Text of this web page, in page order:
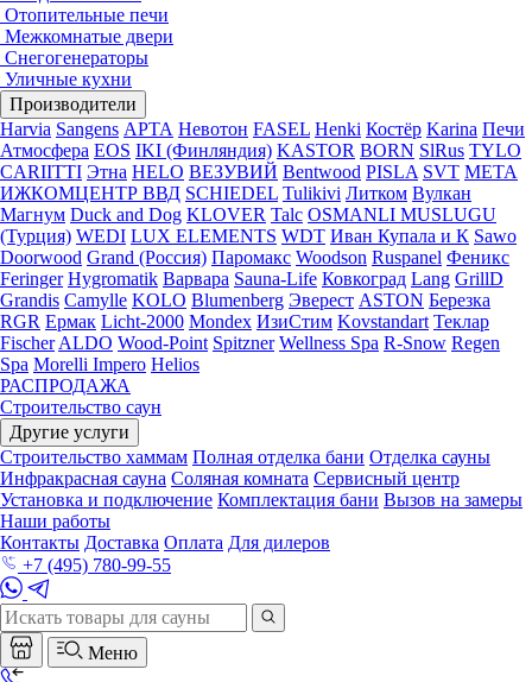
Отопительные печи
Межкомнатые двери
Снегогенераторы
Уличные кухни
Производители
Harvia Sangens АРТА Невотон FASEL Henki Костёр Karina Печи
Атмосфера EOS IKI (Финляндия) KASTOR BORN SlRus TYLO
CARIITTI Этна HELO ВЕЗУВИЙ Bentwood PISLA SVT МЕТА
ИЖКОМЦЕНТР ВВД SCHIEDEL Tulikivi Литком Вулкан
Магнум Duck and Dog KLOVER Talc OSMANLI MUSLUGU
(Турция) WEDI LUX ELEMENTS WDT Иван Купала и К Sawo
Doorwood Grand (Россия) Паромакс Woodson Ruspanel Феникс
Feringer Hygromatik Варвара Sauna-Life Ковкоград Lang GrillD
Grandis Camylle KOLO Blumenberg Эверест ASTON Березка
RGR Ермак Licht-2000 Mondex ИзиСтим Kovstandart Теклар
Fischer ALDO Wood-Point Spitzner Wellness Spa R-Snow Regen
Spa Morelli Impero Helios
РАСПРОДАЖА
Строительство саун
Другие услуги
Строительство хаммам Полная отделка бани Отделка сауны
Инфракрасная сауна Соляная комната Сервисный центр
Установка и подключение Комплектация бани Вызов на замеры
Наши работы
Контакты Доставка Оплата Для дилеров
+7 (495) 780-99-55
Меню